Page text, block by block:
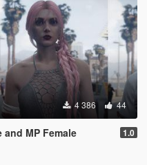
4 386 44
and MP Female 1.0